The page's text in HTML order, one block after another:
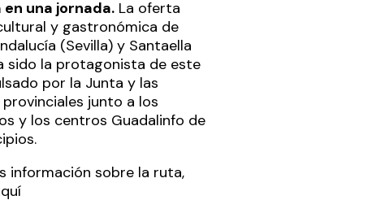
una jornada. La oferta
y gastronómica de
(Sevilla) y Santaella
sido la protagonista de este
por la Junta y las
junto a los
y los centros Guadalinfo de
información sobre la ruta,